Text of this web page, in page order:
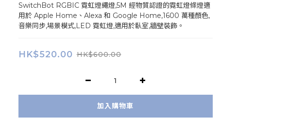
SwitchBot RGBIC 霓虹燈繩燈,5M 經物質認證的霓虹燈條燈適
用於 Apple Home、Alexa 和 Google Home,1600 萬種顏色,
音樂同步,場景模式,LED 霓虹燈,適用於臥室,牆壁裝飾。
HK$520.00 HK$600.00
加入購物車